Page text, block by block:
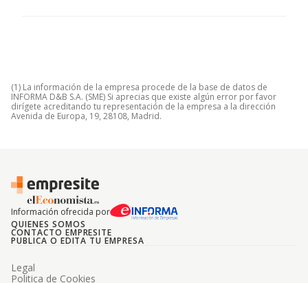
(1) La información de la empresa procede de la base de datos de
INFORMA D&B S.A. (SME) Si aprecias que existe algún error por favor
dirígete acreditando tu representación de la empresa a la dirección
Avenida de Europa, 19, 28108, Madrid.
Información ofrecida por
QUIENES SOMOS
CONTACTO EMPRESITE
PUBLICA O EDITA TU EMPRESA
Legal
Politica de Cookies